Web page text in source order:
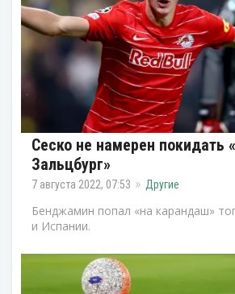
Сеско не намерен покидать
Зальцбург»
7 августа 2022, 07:53 Другие
Бенджамин попал «на карандаш»
и Испании.